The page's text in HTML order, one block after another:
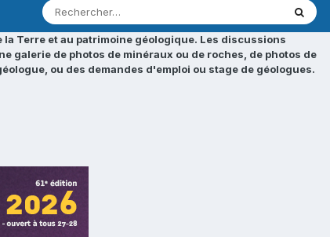
Terre et au patrimoine géologique. Les discussions
galerie de photos de minéraux ou de roches, de photos de
ou des demandes d'emploi ou stage de géologues.